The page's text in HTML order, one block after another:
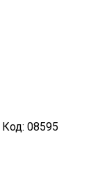
Код: 08595